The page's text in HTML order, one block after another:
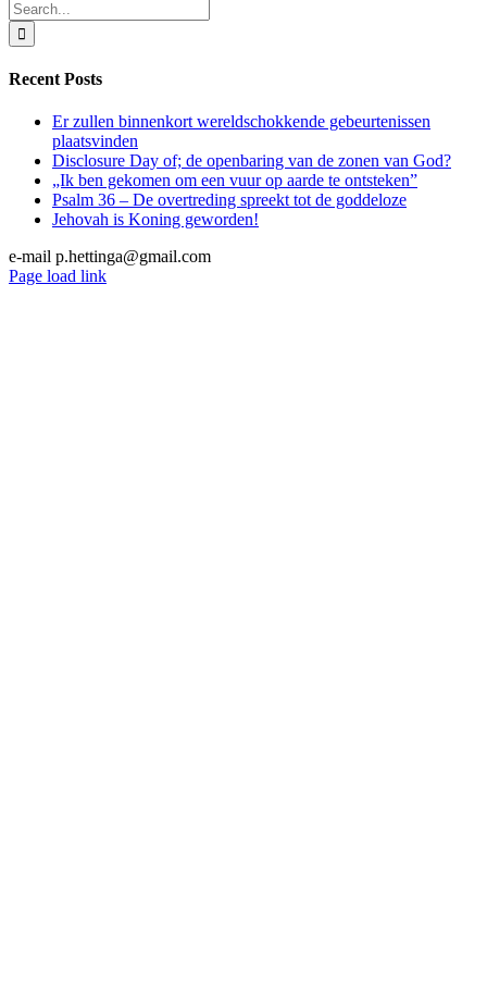
Search
for:
Recent Posts
Er zullen binnenkort wereldschokkende gebeurtenissen
plaatsvinden
Disclosure Day of; de openbaring van de zonen van God?
„Ik ben gekomen om een vuur op aarde te ontsteken”
Psalm 36 – De overtreding spreekt tot de goddeloze
Jehovah is Koning geworden!
e-mail p.hettinga@gmail.com
X
YouTube
Blogger
Facebook
Instagram
SoundCloud
Email
Page load link